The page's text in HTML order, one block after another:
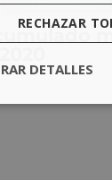
RECHAZAR
DETALLES